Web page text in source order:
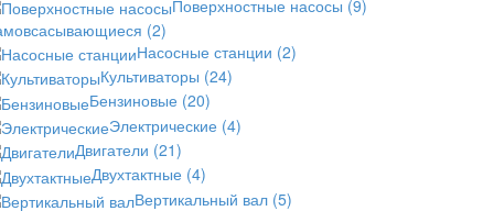
Поверхностные насосы (9)
(2)
Насосные станции (2)
Культиваторы (24)
Бензиновые (20)
Электрические (4)
Двигатели (21)
Двухтактные (4)
Вертикальный вал (5)